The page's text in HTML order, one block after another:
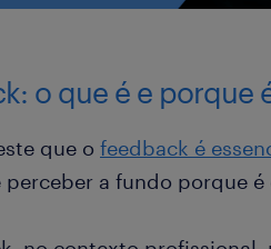
o que é e porque
que o feedback é
perceber a fundo porque